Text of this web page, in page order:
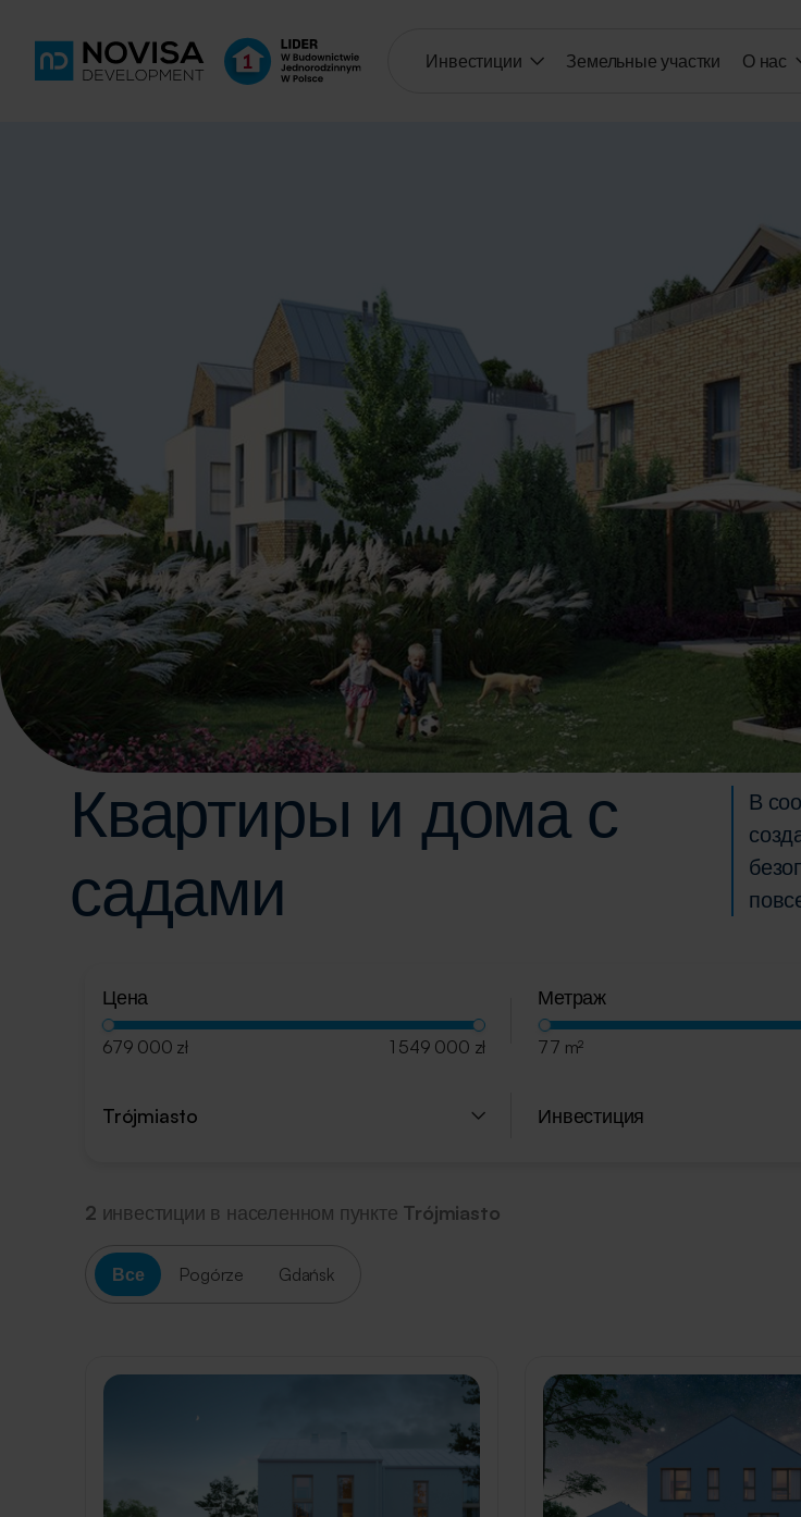
Инвестиции Земельные участки О нас
Квартиры и дома с
садами
В
Цена
679 000 zł 1 549 000 zł
Метраж
77 m²
Trójmiasto Инвестиция
2 инвестиции в населенном пункте Trójmiasto
Все Pogórze Gdańsk